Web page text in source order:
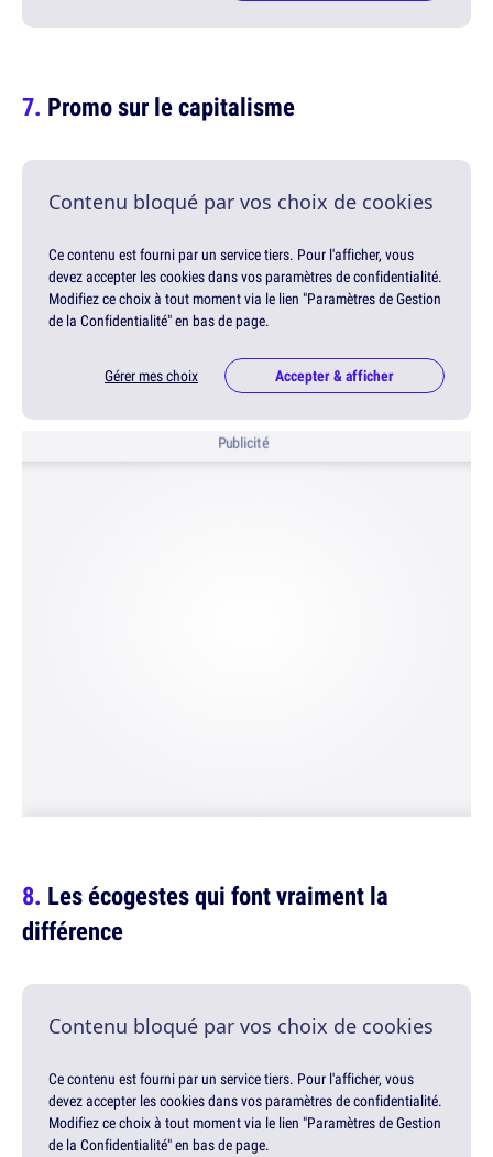
Promo sur le capitalisme
Contenu bloqué par vos choix de cookies
Ce contenu est fourni par un service tiers. Pour l'afficher, vous
devez accepter les cookies dans vos paramètres de confidentialité.
Modifiez ce choix à tout moment via le lien "Paramètres de Gestion
de la Confidentialité" en bas de page.
Gérer mes choix Accepter & afficher
Publicité
Les écogestes qui font vraiment la
différence
Contenu bloqué par vos choix de cookies
Ce contenu est fourni par un service tiers. Pour l'afficher, vous
devez accepter les cookies dans vos paramètres de confidentialité.
Modifiez ce choix à tout moment via le lien "Paramètres de Gestion
de la Confidentialité" en bas de page.